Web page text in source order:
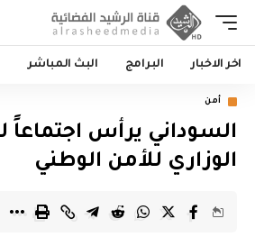
اخر الاخبار البرامج البث المباشر
أمن
السوداني يرأس
الوزاري للأمن الوطني